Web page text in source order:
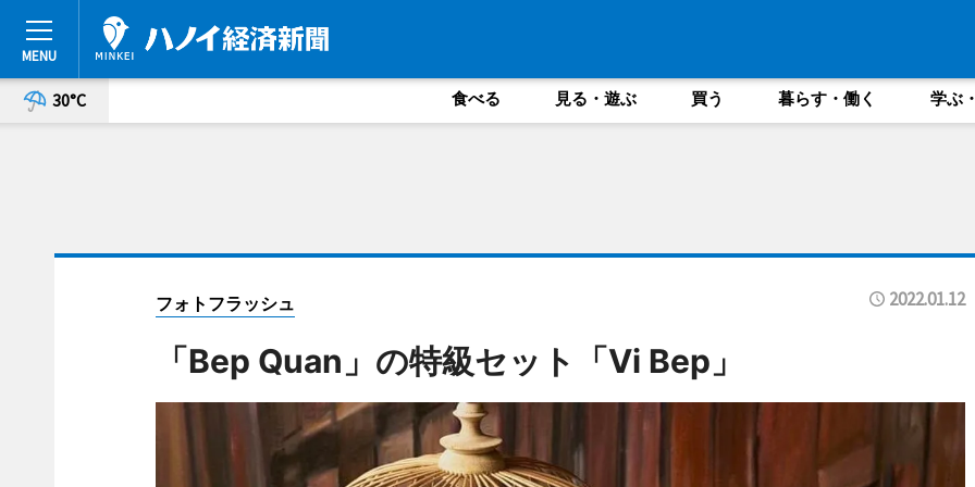
30°C 食べる 見る・遊ぶ 買う 暮らす・働く 学ぶ
フォトフラッシュ 2022.01.12
「Bep Quan」の特級セット「Vi Bep」